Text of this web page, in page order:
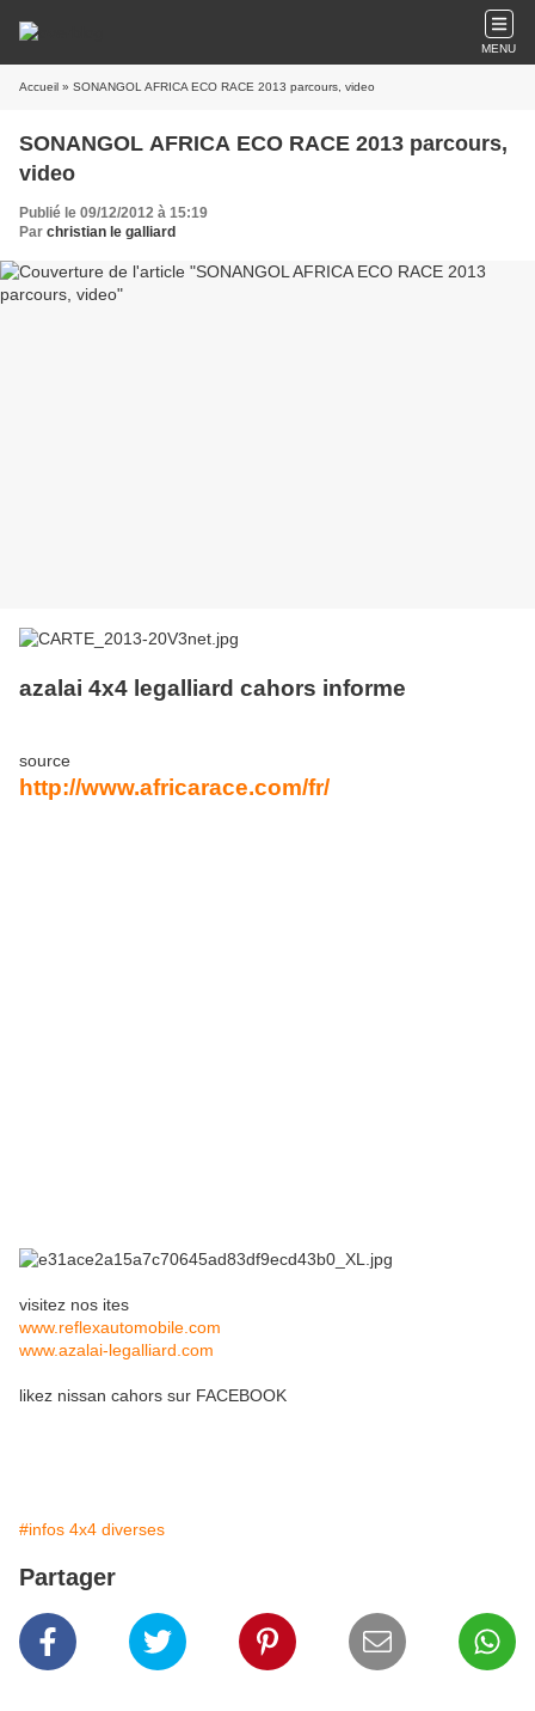
MENU
Accueil » SONANGOL AFRICA ECO RACE 2013 parcours, video
SONANGOL AFRICA ECO RACE 2013 parcours,
video
Publié le 09/12/2012 à 15:19
Par christian le galliard
azalai 4x4 legalliard cahors informe
source
http://www.africarace.com/fr/
visitez nos ites
www.reflexautomobile.com
www.azalai-legalliard.com
likez nissan cahors sur FACEBOOK
#infos 4x4 diverses
Partager